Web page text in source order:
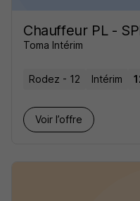
Chauffeur PL -
Toma Intérim
Rodez - 12 Intérim
Voir l’offre